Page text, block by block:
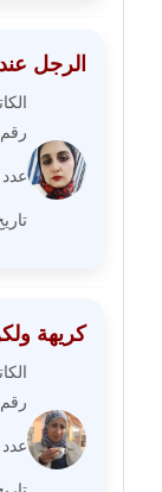
الرجل
رقم
كريهة
رقم